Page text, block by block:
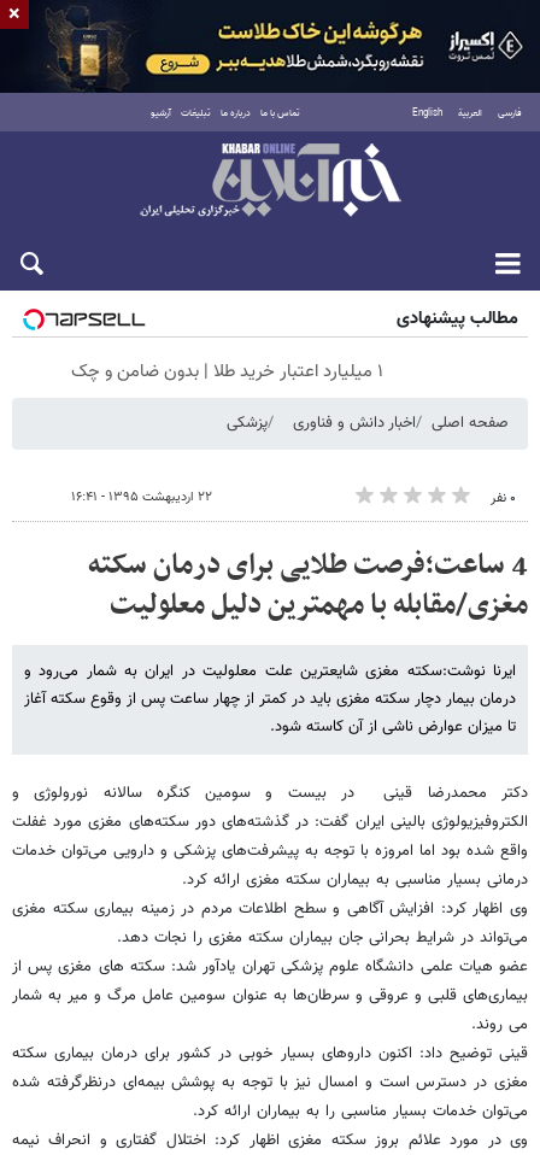
فارسی العربية English تماس با ما درباره ما تبلیغات آرشیو
جمعه ۱۶ مرداد ۱۴۰۵
مطالب پیشنهادی
۱ میلیارد اعتبار خرید طلا | بدون ضامن و چک
صفحه اصلی اخبار دانش و فناوری پزشکی
۰ نفر ۲۲ اردیبهشت ۱۳۹۵ - ۱۶:۴۱
4 ساعت؛فرصت طلایی برای درمان سکته
مغزی/مقابله با مهمترین دلیل معلولیت
ایرنا نوشت:سکته مغزی شایعترین علت معلولیت در ایران به شمار می‌رود و
درمان بیمار دچار سکته مغزی باید در کمتر از چهار ساعت پس از وقوع سکته آغاز
تا میزان عوارض ناشی از آن کاسته شود.
دکتر محمدرضا قینی در بیست و سومین کنگره سالانه نورولوژی و
الکتروفیزیولوژی بالینی ایران گفت: در گذشته‌های دور سکته‌های مغزی مورد غفلت
واقع شده بود اما امروزه با توجه به پیشرفت‌های پزشکی و دارویی می‌توان خدمات
درمانی بسیار مناسبی به بیماران سکته مغزی ارائه کرد.
وی اظهار کرد: افزایش آگاهی و سطح اطلاعات مردم در زمینه بیماری سکته‌ مغزی
می‌تواند در شرایط بحرانی جان بیماران سکته مغزی را نجات دهد.
عضو هیات علمی دانشگاه علوم پزشکی تهران یادآور شد: سکته های مغزی پس از
بیماری‌های قلبی و عروقی و سرطان‌ها به ‌عنوان سومین عامل مرگ و میر به شمار
می روند.
قینی توضیح داد: اکنون داروهای بسیار خوبی در کشور برای درمان بیماری سکته
مغزی در دسترس است و امسال نیز با توجه به پوشش بیمه‌ای درنظرگرفته شده
می‌توان خدمات بسیار مناسبی را به بیماران ارائه کرد.
وی در مورد علائم بروز سکته مغزی اظهار کرد: اختلال گفتاری و انحراف نیمه
×